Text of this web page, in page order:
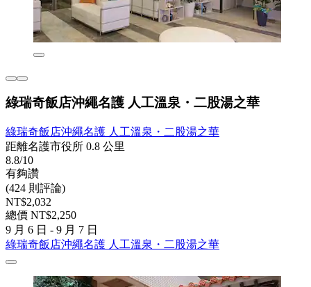
綠瑞奇飯店沖繩名護 人工溫泉・二股湯之華
綠瑞奇飯店沖繩名護 人工溫泉・二股湯之華
距離名護市役所 0.8 公里
8.8/10
有夠讚
(424 則評論)
NT$2,032
總價 NT$2,250
9 月 6 日 - 9 月 7 日
綠瑞奇飯店沖繩名護 人工溫泉・二股湯之華